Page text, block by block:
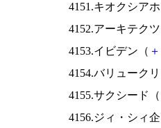
4151.キオクシア
4152.アーキテク
4153.イビデン（ ＋
4154.バリューク
4155.サクシード（
4156.ジィ・シィ